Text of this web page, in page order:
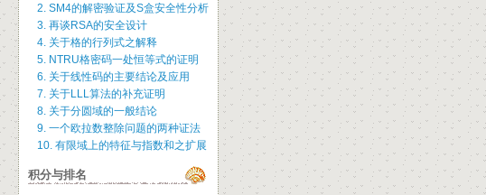
2. SM4的解密验证及S盒安全性分析
3. 再谈RSA的安全设计
4. 关于格的行列式之解释
5. NTRU格密码一处恒等式的证明
6. 关于线性码的主要结论及应用
7. 关于LLL算法的补充证明
8. 关于分圆域的一般结论
9. 一个欧拉数整除问题的两种证法
10. 有限域上的特征与指数和之扩展
积分与排名